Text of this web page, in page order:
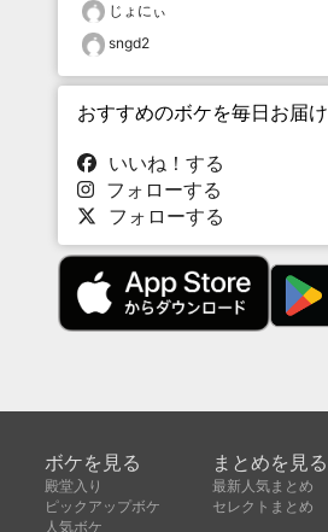
じょにぃ
sngd2
おすすめのボケを毎日お届け
いいね！する
フォローする
フォローする
ボケを見る
殿堂入り
ピックアップボケ
人気ボケ
まとめを見る
最新人気まとめ
セレクトまとめ